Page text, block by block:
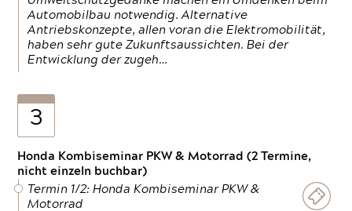
Automobilbau notwendig. Alternative
Antriebskonzepte, allen voran die Elektromobilität,
haben sehr gute Zukunftsaussichten. Bei der
Entwicklung der zugeh…
3
Honda Kombiseminar PKW & Motorrad (2 Termine,
nicht einzeln buchbar)
Termin 1/2: Honda Kombiseminar PKW &
Motorrad